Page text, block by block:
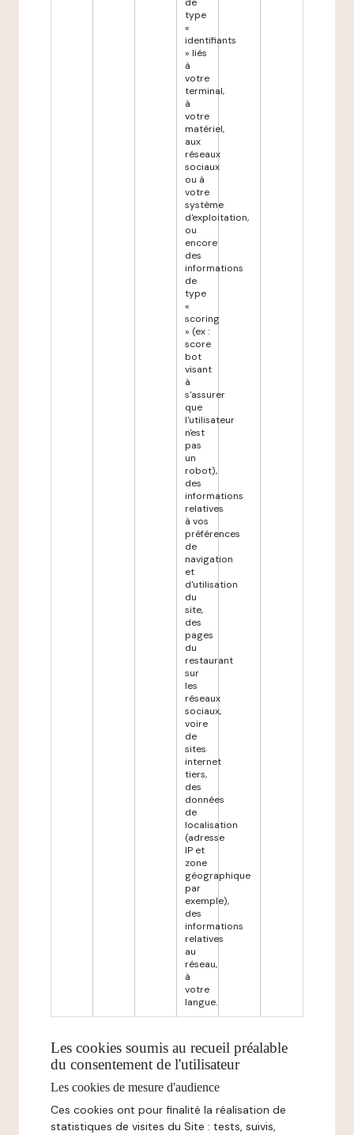
type
«
identifiants
» liés
à
votre
terminal,
à
votre
matériel,
aux
réseaux
sociaux
ou à
votre
système
d'exploitation,
ou
encore
des
informations
de
type
«
scoring
» (ex :
score
bot
visant
à
s'assurer
que
l'utilisateur
n'est
pas
un
robot),
des
informations
relatives
à vos
préférences
de
navigation
et
d'utilisation
du
site,
des
pages
du
restaurant
sur
les
réseaux
sociaux,
voire
de
sites
internet
tiers,
des
données
de
localisation
(adresse
IP et
zone
géographique
par
exemple),
des
informations
relatives
au
réseau,
à
votre
langue.
Les cookies soumis au recueil préalable
du consentement de l'utilisateur
Les cookies de mesure d'audience
Ces cookies ont pour finalité la réalisation de
statistiques de visites du Site : tests, suivis,